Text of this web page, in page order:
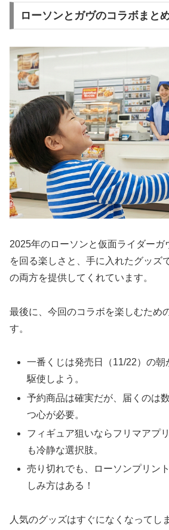
ローソンとガヴのコラボまと
2025年のローソンと仮面ライダーガ
を回る楽しさと、手に入れたグッズ
の両方を提供してくれています。
最後に、今回のコラボを楽しむため
す。
一番くじは発売日（11/22）の朝
駆使しよう。
予約商品は確実だが、届くのは
つ心が必要。
フィギュア狙いならフリマアプ
も冷静な選択肢。
売り切れでも、ローソンプリン
しみ方はある！
人気のグッズはすぐになくなってし